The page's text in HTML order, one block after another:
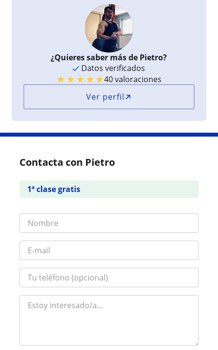
¿Quieres saber más de Pietro?
Datos verificados
★★★★★40 valoraciones
Ver perfil
Contacta con Pietro
1ª clase gratis